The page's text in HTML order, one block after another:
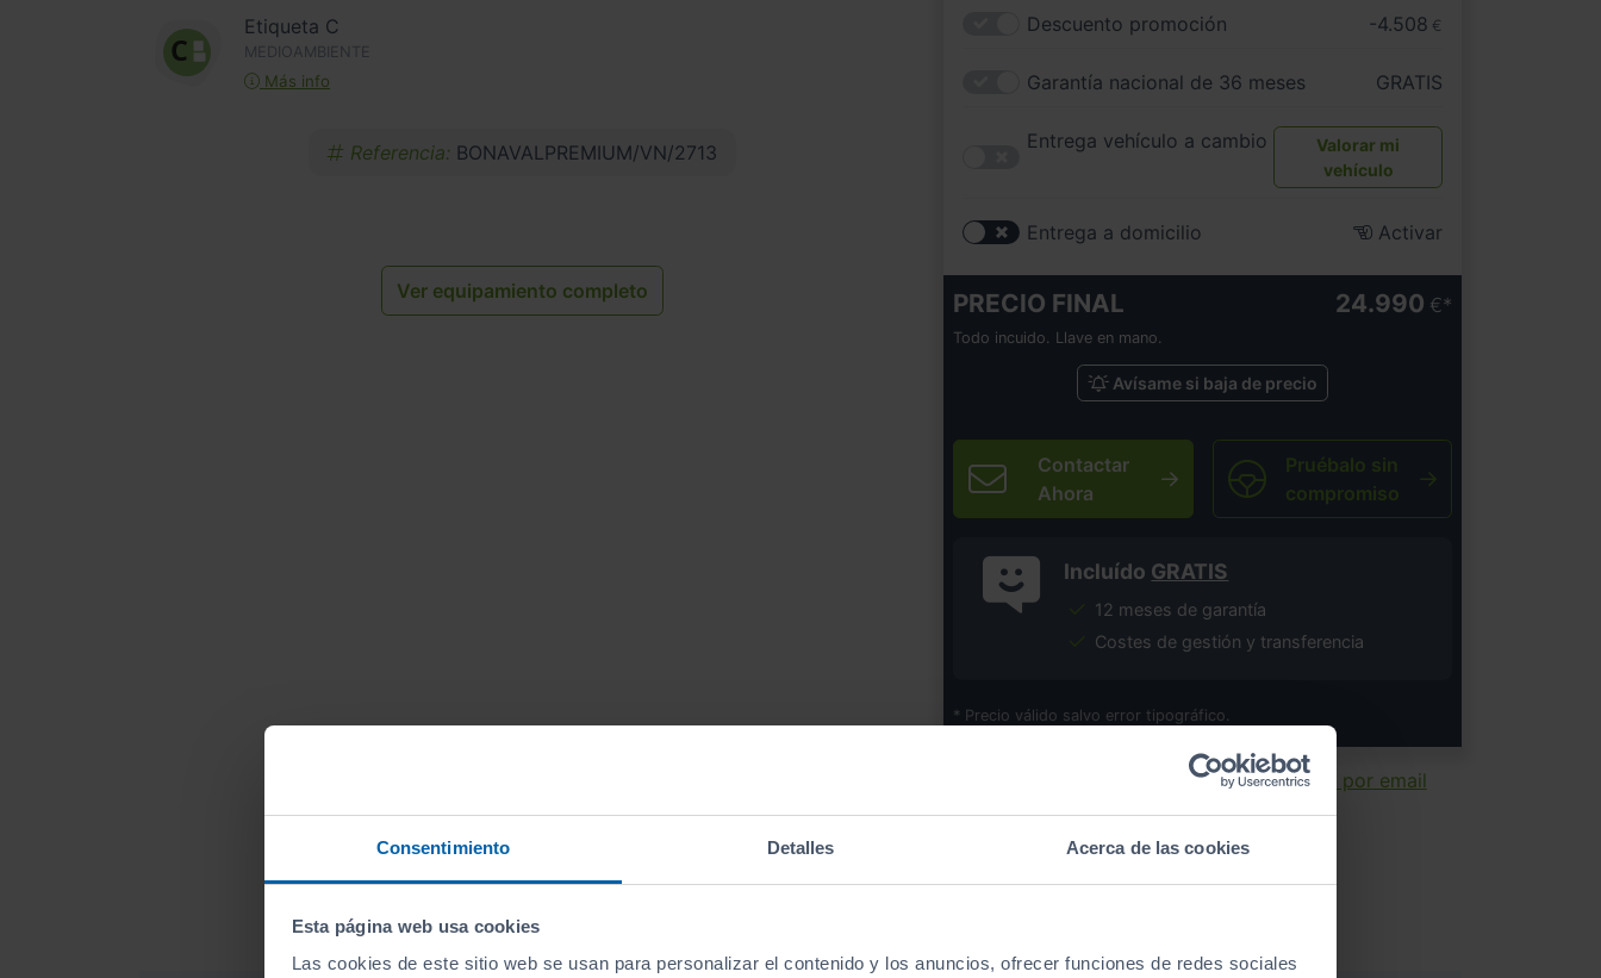
Consentimiento Detalles Acerca de las cookies
Esta página web usa cookies
Las cookies de este sitio web se usan para personalizar el contenido y los anuncios, ofrecer funciones de redes sociales
Etiqueta C
MEDIOAMBIENTE
Más info
Referencia: BONAVALPREMIUM/VN/2713
Ver equipamiento completo
Descuento promoción -4.508 €
Garantía nacional de 36 meses GRATIS
Entrega vehículo a cambio
Valorar mi
vehículo
Entrega a domicilio Activar
PRECIO FINAL 24.990 €
Todo incuido. Llave en mano.
Avísame si baja de precio
Contactar
Ahora
Pruébalo sin
compromiso
Incluído GRATIS
12 meses de garantía
Costes de gestión y transferencia
* Precio válido salvo error tipográfico.
Enviar por email